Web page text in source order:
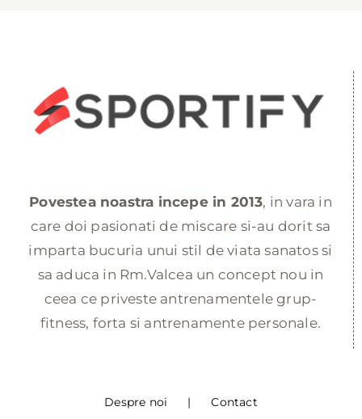
Povestea noastra incepe in 2013, in vara in
care doi pasionati de miscare si-au dorit sa
imparta bucuria unui stil de viata sanatos si
sa aduca in Rm.Valcea un concept nou in
ceea ce priveste antrenamentele grup-
fitness, forta si antrenamente personale.
Despre noi Contact